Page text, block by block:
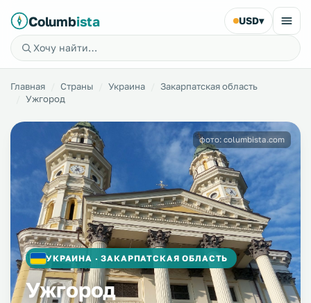
Columbista USD▾
Главная Страны Украина
Закарпатская область
Ужгород
УКРАИНА · ЗАКАРПАТСКАЯ ОБЛАСТЬ
Ужгород
фото: columbista.com